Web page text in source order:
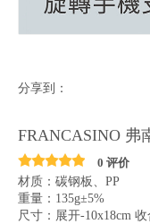
分享到：
FRANCASINO 弗
0 评价
材质：碳钢板、PP
重量：135g±5%
尺寸：展开-10x18cm